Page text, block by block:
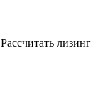
Рассчитать лизинг